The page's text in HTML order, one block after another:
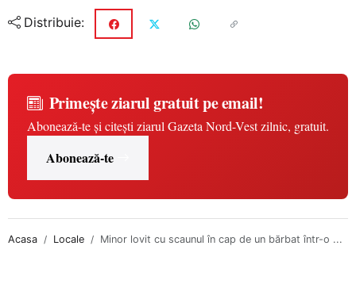
Distribuie:
Primește ziarul gratuit pe email!
Abonează-te și citești ziarul Gazeta Nord-Vest zilnic, gratuit.
Abonează-te
Acasa Locale Minor lovit cu scaunul în cap de un bărbat într-o ...